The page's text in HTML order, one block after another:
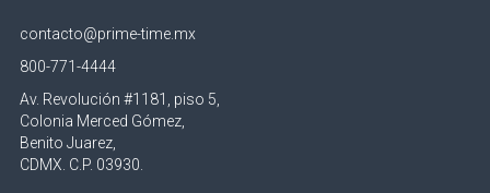
contacto@prime-time.mx
800-771-4444
Av. Revolución #1181, piso 5,
Colonia Merced Gómez,
Benito Juarez,
CDMX. C.P. 03930.